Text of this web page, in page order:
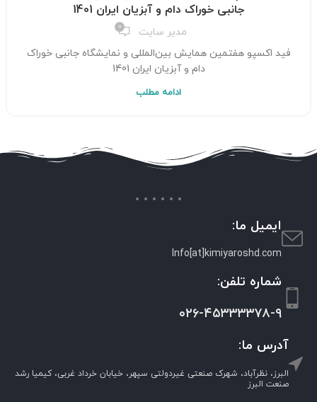
جانبی خوراک دام و آبزیان ایران 1401
مدیر سایت 0
فید اکسپو هفتمین همایش بین‌المللی و نمایشگاه جانبی خوراک
دام و آبزیان ایران 1401
ادامه مطلب
ایمیل ما:
Info[at]kimiyaroshd.com
شماره تلفن:
۰۲۶-۴۵۳۳۳۳۷۸-۹
آدرس ما:
البرز، نظرآباد، شهرک صنعتی غیردولتی سپهر، خیابان خرداد غربی، کیمیا رشد
صنعت البرز